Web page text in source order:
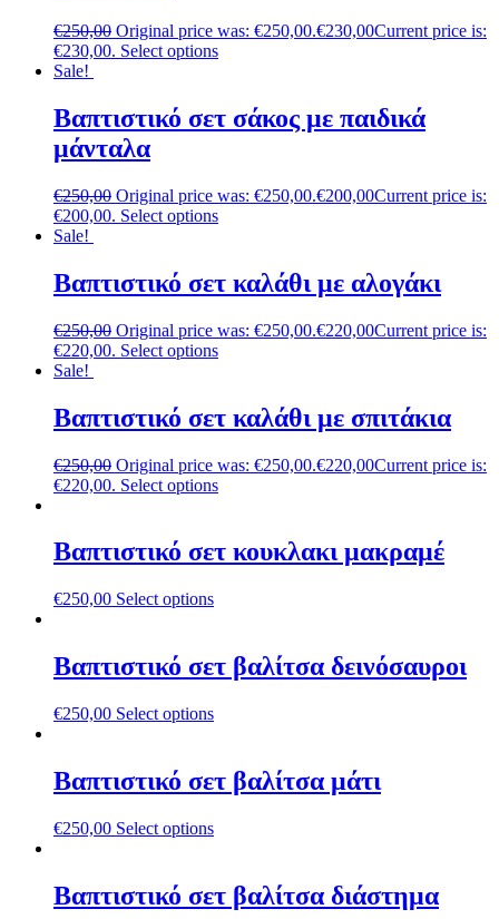
€250,00 Original price was: €250,00.€230,00Current price is:
€230,00. Select options
Sale!
Βαπτιστικό σετ σάκος με παιδικά
μάνταλα
€250,00 Original price was: €250,00.€200,00Current price is:
€200,00. Select options
Sale!
Βαπτιστικό σετ καλάθι με αλογάκι
€250,00 Original price was: €250,00.€220,00Current price is:
€220,00. Select options
Sale!
Βαπτιστικό σετ καλάθι με σπιτάκια
€250,00 Original price was: €250,00.€220,00Current price is:
€220,00. Select options
Βαπτιστικό σετ κουκλακι μακραμέ
€250,00 Select options
Βαπτιστικό σετ βαλίτσα δεινόσαυροι
€250,00 Select options
Βαπτιστικό σετ βαλίτσα μάτι
€250,00 Select options
Βαπτιστικό σετ βαλίτσα διάστημα